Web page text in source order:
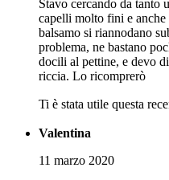
Stavo cercando da tanto
capelli molto fini e
balsamo si riannodano
problema, ne bastano
docili al pettine, e devo
riccia. Lo ricomprerò
Ti è stata utile questa
Valentina
11 marzo 2020